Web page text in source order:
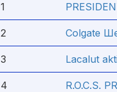
1
2 Colgate
3 Lacalut
4 R.O.C.S.